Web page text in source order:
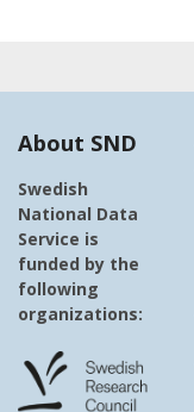
About SND
Swedish
National Data
Service is
funded by the
following
organizations: